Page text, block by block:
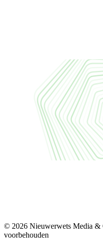
© 2026 Nieuwerwets Media &
voorbehouden